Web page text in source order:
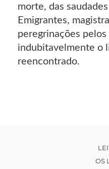
morte, das
Emigrantes,
peregrinações
indubitavelmente o
reencontrado.
OS